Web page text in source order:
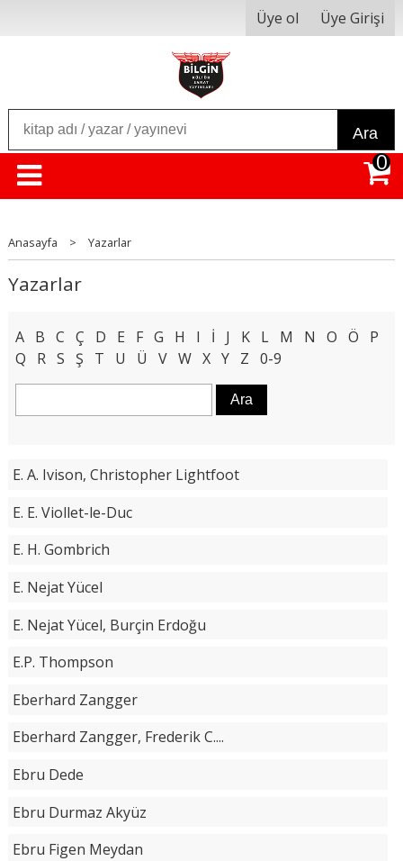
Üye ol Üye Girişi
Ara
0
Anasayfa > Yazarlar
Yazarlar
A B C Ç D E F G H I İ J K L M N O Ö
P
Q
R S Ş T U Ü V W X Y Z 0-9
E. A. Ivison, Christopher Lightfoot
E. E. Viollet-le-Duc
E. H. Gombrich
E. Nejat Yücel
E. Nejat Yücel, Burçin Erdoğu
E.P. Thompson
Eberhard Zangger
Eberhard Zangger, Frederik C....
Ebru Dede
Ebru Durmaz Akyüz
Ebru Figen Meydan